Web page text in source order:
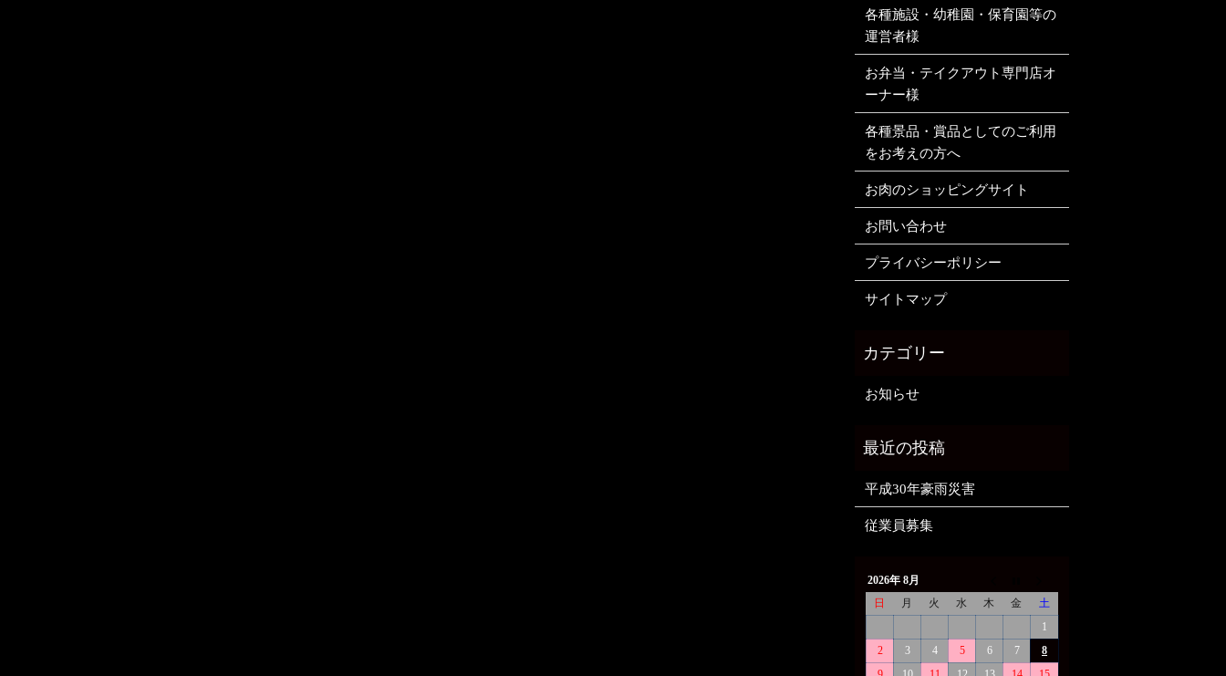
各種施設・幼稚園・保育園等の
運営者様
お弁当・テイクアウト専門店オ
ーナー様
各種景品・賞品としてのご利用
をお考えの方へ
お肉のショッピングサイト
お問い合わせ
プライバシーポリシー
サイトマップ
お知らせ
平成30年豪雨災害
従業員募集
2026年 8月
日
月 火 水 木 金
土
1
2
3 4 5 6 7
8